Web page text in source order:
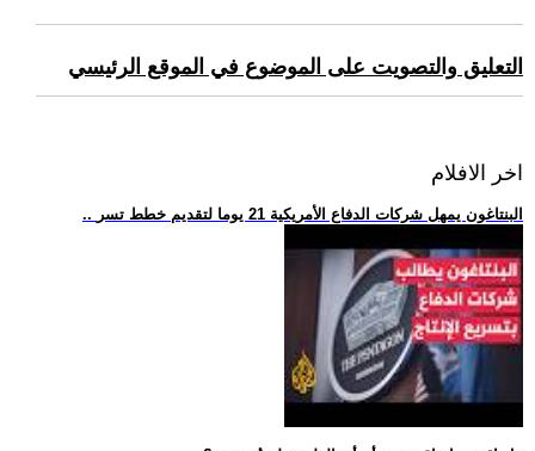
التعليق والتصويت على الموضوع في الموقع الرئيسي
اخر الافلام
.. البنتاغون يمهل شركات الدفاع الأمريكية 21 يوما لتقديم خطط تسر